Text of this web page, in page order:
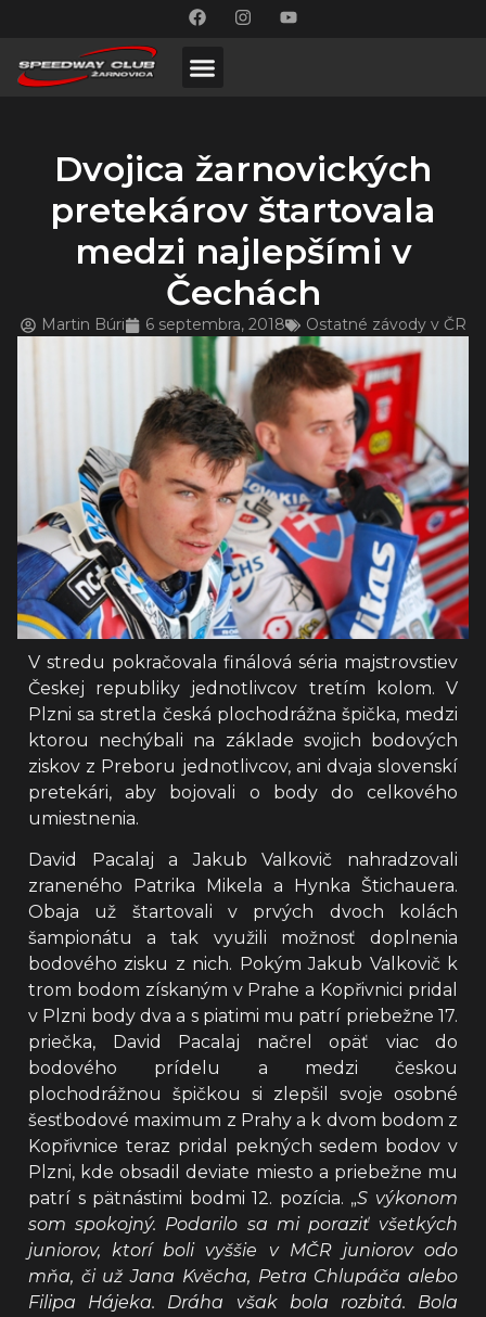
Dvojica žarnovických
pretekárov štartovala
medzi najlepšími v
Čechách
Martin Búri 6 septembra, 2018 Ostatné závody v ČR
V stredu pokračovala finálová séria majstrovstiev
Českej republiky jednotlivcov tretím kolom. V
Plzni sa stretla česká plochodrážna špička, medzi
ktorou nechýbali na základe svojich bodových
ziskov z Preboru jednotlivcov, ani dvaja slovenskí
pretekári, aby bojovali o body do celkového
umiestnenia.
David Pacalaj a Jakub Valkovič nahradzovali
zraneného Patrika Mikela a Hynka Štichauera.
Obaja už štartovali v prvých dvoch kolách
šampionátu a tak využili možnosť doplnenia
bodového zisku z nich. Pokým Jakub Valkovič k
trom bodom získaným v Prahe a Kopřivnici pridal
v Plzni body dva a s piatimi mu patrí priebežne 17.
priečka, David Pacalaj načrel opäť viac do
bodového prídelu a medzi českou
plochodrážnou špičkou si zlepšil svoje osobné
šesťbodové maximum z Prahy a k dvom bodom z
Kopřivnice teraz pridal pekných sedem bodov v
Plzni, kde obsadil deviate miesto a priebežne mu
patrí s pätnástimi bodmi 12. pozícia. „S výkonom
som spokojný. Podarilo sa mi poraziť všetkých
juniorov, ktorí boli vyššie v MČR juniorov odo
mňa, či už Jana Kvěcha, Petra Chlupáča alebo
Filipa Hájeka. Dráha však bola rozbitá. Bola